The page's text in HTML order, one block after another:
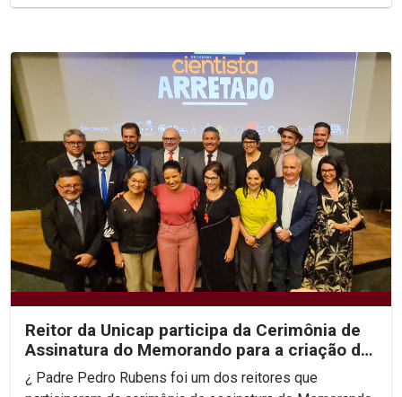
Reitor da Unicap participa da Cerimônia de
Assinatura do Memorando para a criação do
NINTER-PE
¿ Padre Pedro Rubens foi um dos reitores que